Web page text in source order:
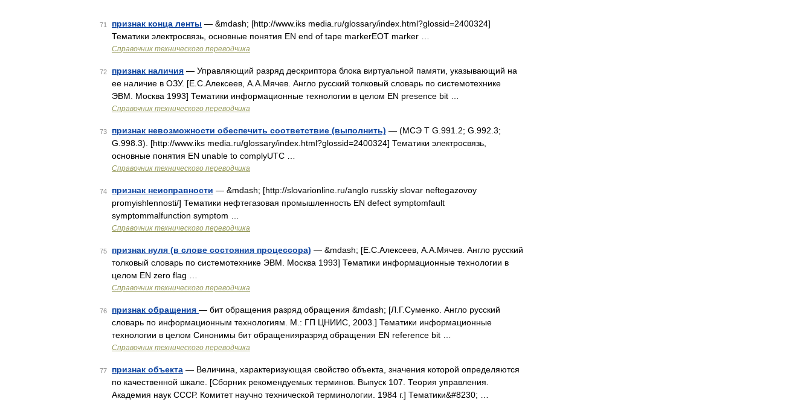
71 признак конца ленты — &mdash; [http://www.iks media.ru/glossary/index.html?glossid=2400324]
Тематики электросвязь, основные понятия EN end of tape markerEOT marker …
Справочник технического переводчика
72 признак наличия — Управляющий разряд дескриптора блока виртуальной памяти, указывающий на
ее наличие в ОЗУ. [Е.С.Алексеев, А.А.Мячев. Англо русский толковый словарь по системотехнике
ЭВМ. Москва 1993] Тематики информационные технологии в целом EN presence bit …
Справочник технического переводчика
73 признак невозможности обеспечить соответствие (выполнить) — (МСЭ Т G.991.2; G.992.3;
G.998.3). [http://www.iks media.ru/glossary/index.html?glossid=2400324] Тематики электросвязь,
основные понятия EN unable to complyUTC …
Справочник технического переводчика
74 признак неисправности — &mdash; [http://slovarionline.ru/anglo russkiy slovar neftegazovoy
promyishlennosti/] Тематики нефтегазовая промышленность EN defect symptomfault
symptommalfunction symptom …
Справочник технического переводчика
75 признак нуля (в слове состояния процессора) — &mdash; [Е.С.Алексеев, А.А.Мячев. Англо русский
толковый словарь по системотехнике ЭВМ. Москва 1993] Тематики информационные технологии в
целом EN zero flag …
Справочник технического переводчика
76 признак обращения — бит обращения разряд обращения &mdash; [Л.Г.Суменко. Англо русский
словарь по информационным технологиям. М.: ГП ЦНИИС, 2003.] Тематики информационные
технологии в целом Синонимы бит обращенияразряд обращения EN reference bit …
Справочник технического переводчика
77 признак объекта — Величина, характеризующая свойство объекта, значения которой определяются
по качественной шкале. [Сборник рекомендуемых терминов. Выпуск 107. Теория управления.
Академия наук СССР. Комитет научно технической терминологии. 1984 г.] Тематики&#8230; …